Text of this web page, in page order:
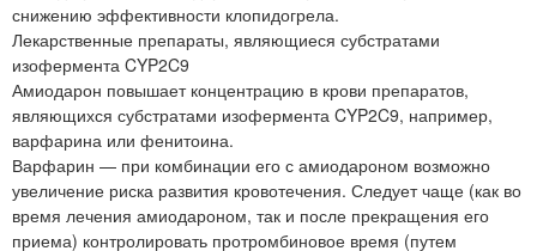
снижению эффективности клопидогрела.
Лекарственные препараты, являющиеся субстратами
изофермента CYP2C9
Амиодарон повышает концентрацию в крови препаратов,
являющихся субстратами изофермента CYP2C9, например,
варфарина или фенитоина.
Варфарин — при комбинации его с амиодароном возможно
увеличение риска развития кровотечения. Следует чаще (как во
время лечения амиодароном, так и после прекращения его
приема) контролировать протромбиновое время (путем